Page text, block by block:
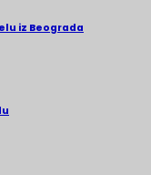
iz Beograda